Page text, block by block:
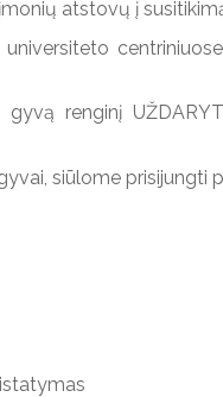
atstovų į
universiteto
gyvą renginį
siūlome prisijungti